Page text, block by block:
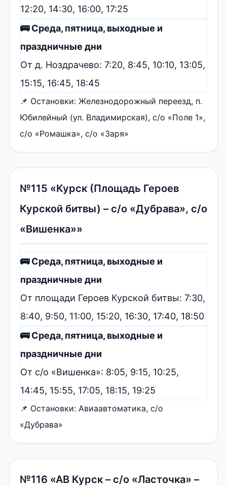
12:20, 14:30, 16:00, 17:25
🚌 Среда, пятница, выходные и
праздничные дни
От д. Ноздрачево: 7:20, 8:45, 10:10, 13:05,
15:15, 16:45, 18:45
📌 Остановки: Железнодорожный переезд, п.
Юбилейный (ул. Владимирская), с/о «Поле 1»,
с/о «Ромашка», с/о «Заря»
№115 «Курск (Площадь Героев
Курской битвы) – с/о «Дубрава», с/о
«Вишенка»»
🚌 Среда, пятница, выходные и
праздничные дни
От площади Героев Курской битвы: 7:30,
8:40, 9:50, 11:00, 15:20, 16:30, 17:40, 18:50
🚌 Среда, пятница, выходные и
праздничные дни
От с/о «Вишенка»: 8:05, 9:15, 10:25,
14:45, 15:55, 17:05, 18:15, 19:25
📌 Остановки: Авиаавтоматика, с/о
«Дубрава»
№116 «АВ Курск – с/о «Ласточка» –